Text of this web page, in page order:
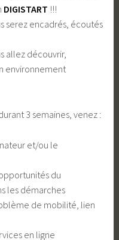
DIGISTART !!!
serez encadrés, écoutés
allez découvrir,
environnement
3 semaines, venez :
et/ou le
du
les démarches
de mobilité, lien
en ligne